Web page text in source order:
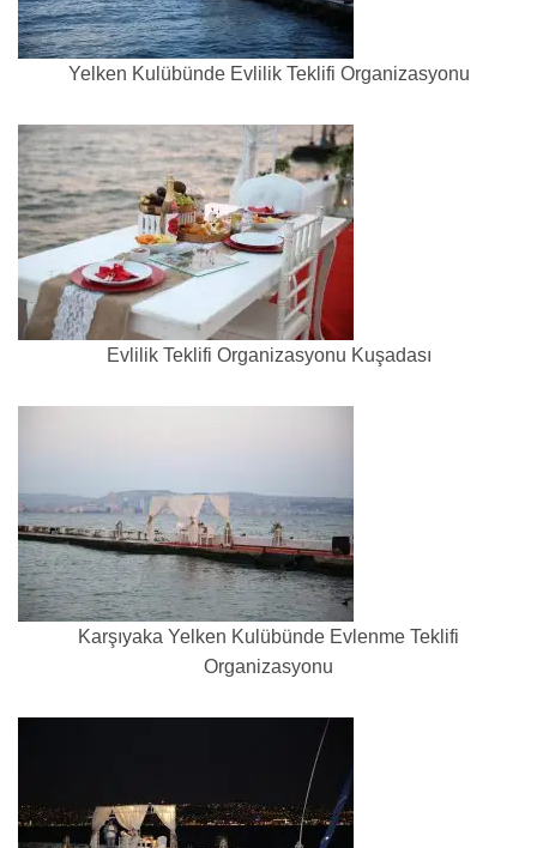
Yelken Kulübünde Evlilik Teklifi Organizasyonu
Evlilik Teklifi Organizasyonu Kuşadası
Karşıyaka Yelken Kulübünde Evlenme Teklifi
Organizasyonu